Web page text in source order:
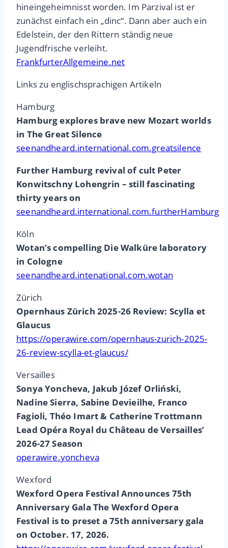
hineingeheimnisst worden. Im Parzival ist er
zunächst einfach ein „dinc“. Dann aber auch ein
Edelstein, der den Rittern ständig neue
Jugendfrische verleiht.
FrankfurterAllgemeine.net
Links zu englischsprachigen Artikeln
Hamburg
Hamburg explores brave new Mozart worlds
in The Great Silence
seenandheard.international.com.greatsilence
Further Hamburg revival of cult Peter
Konwitschny Lohengrin – still fascinating
thirty years on
seenandheard.international.com.furtherHamburg
Köln
Wotan’s compelling Die Walküre laboratory
in Cologne
seenandheard.intenational.com.wotan
Zürich
Opernhaus Zürich 2025-26 Review: Scylla et
Glaucus
https://operawire.com/opernhaus-zurich-2025-
26-review-scylla-et-glaucus/
Versailles
Sonya Yoncheva, Jakub Józef Orliński,
Nadine Sierra, Sabine Devieilhe, Franco
Fagioli, Théo Imart & Catherine Trottmann
Lead Opéra Royal du Château de Versailles’
2026-27 Season
operawire.yoncheva
Wexford
Wexford Opera Festival Announces 75th
Anniversary Gala The Wexford Opera
Festival is to preset a 75th anniversary gala
on October. 17, 2026.